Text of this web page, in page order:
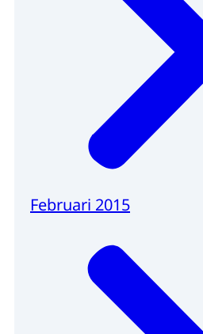
Februari 2015